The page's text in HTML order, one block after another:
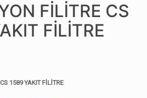
FİLİTRE CS
FİLİTRE
1589 YAKIT FİLİTRE